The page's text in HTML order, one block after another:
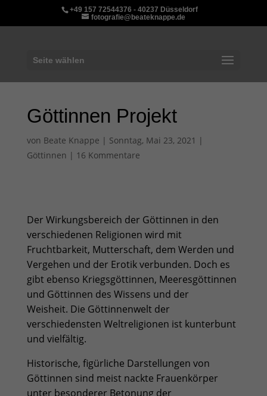
+49 157 72544376 - 40237 Düsseldorf
fotografie@beateknappe.de
Seite wählen
Göttinnen Projekt
von Beate Knappe | Sonntag, Mai 23, 2021 |
Göttinnen | 16 Kommentare
Der Wirkungsbereich der Göttinnen in den
verschiedenen Religionen wird mit
Fruchtbarkeit, Mutterschaft, dem Werden und
Vergehen und der Erotikverbunden. Doch es
gibt ebenso Kriegsgöttinnen, Meeresgöttinnen
und Göttinnen des Wissens und der
Weisheit. Die Göttinnenwelt der
verschiedensten Weltreligionen ist kunterbunt
und vielfältig.
Historische, figürliche Darstellungen von
Göttinnen sind meist nackte Frauenkörper
unter besonderer Betonung der